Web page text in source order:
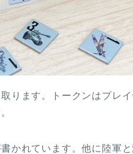
ります。トークンはプレ
かれています。他に陸軍